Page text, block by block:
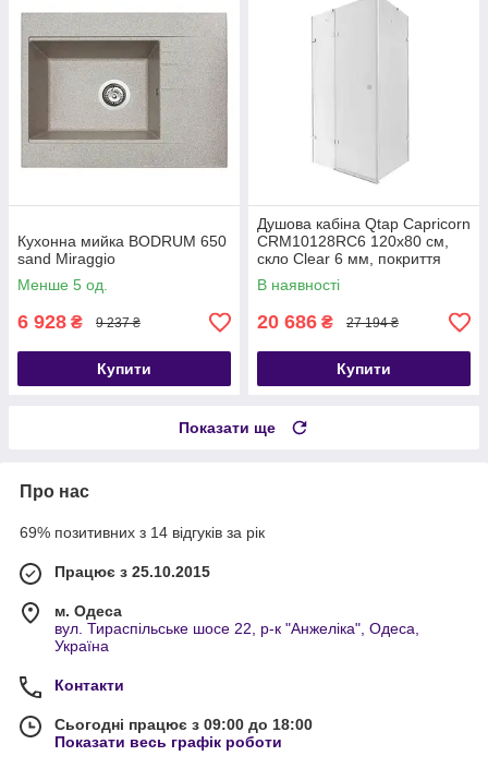
Кухонна мийка BODRUM 650
sand Miraggio
Менше 5 од.
6 928 ₴ 9 237 ₴
Купити
Душова кабіна Qtap Capricorn
CRM10128RC6 120x80 см,
скло Clear 6 мм, покриття
CalcLess без піддона
В наявності
20 686 ₴ 27 194 ₴
Купити
Показати ще
Про нас
69% позитивних з 14 відгуків за рік
Працює з 25.10.2015
м. Одеса
вул. Тираспільське шосе 22, р-к "Анжеліка", Одеса,
Україна
Контакти
Сьогодні працює з 09:00 до 18:00
Показати весь графік роботи